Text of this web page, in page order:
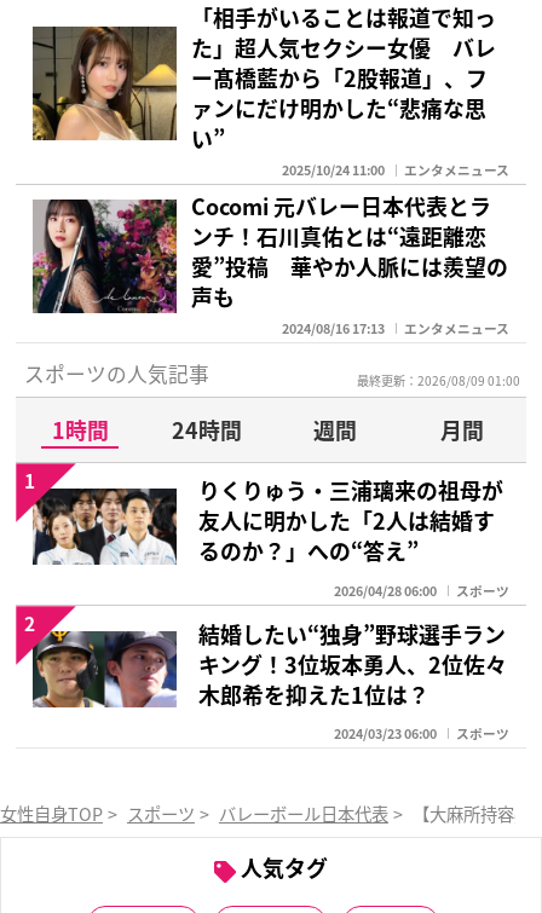
「相手がいることは報道で知っ
た」超人気セクシー女優 バレ
ー髙橋藍から「2股報道」、フ
ァンにだけ明かした“悲痛な思
い”
2025/10/24 11:00 エンタメニュース
Cocomi 元バレー日本代表とラ
ンチ！石川真佑とは“遠距離恋
愛”投稿 華やか人脈には羨望の
声も
2024/08/16 17:13 エンタメニュース
スポーツの人気記事 最終更新：2026/08/09 01:00
1時間 24時間 週間
月間
りくりゅう・三浦璃来の祖母が
友人に明かした「2人は結婚す
るのか？」への“答え”
2026/04/28 06:00 スポーツ
1
結婚したい“独身”野球選手ラン
キング！3位坂本勇人、2位佐々
木郎希を抑えた1位は？
2024/03/23 06:00 スポーツ
2
女性自身TOP > スポーツ > バレーボール日本代表 > 【大麻所持容
人気タグ